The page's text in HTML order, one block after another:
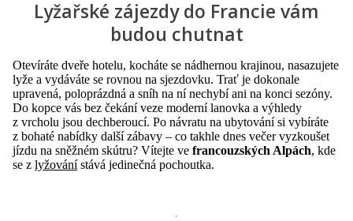
Lyžařské zájezdy do Francie vám
budou chutnat
Otevíráte dveře hotelu, kocháte se nádhernou krajinou, nasazujete
lyže a vydáváte se rovnou na sjezdovku. Trať je dokonale
upravená, poloprázdná a sníh na ní nechybí ani na konci sezóny.
Do kopce vás bez čekání veze moderní lanovka a výhledy
z vrcholu jsou dechberoucí. Po návratu na ubytování si vybíráte
z bohaté nabídky další zábavy – co takhle dnes večer vyzkoušet
jízdu na sněžném skútru? Vítejte ve francouzských Alpách, kde
se z lyžovánístává jedinečná pochoutka.